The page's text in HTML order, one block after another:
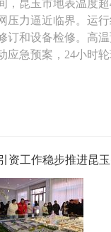
，昆玉市地表温度
压力逼近临界。运行
订和设备检修。高
应急预案，24小时轮